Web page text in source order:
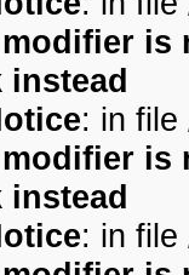
instead
: in file
instead
: in file